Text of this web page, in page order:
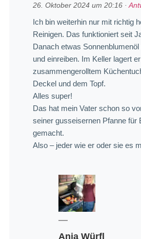
26. Oktober 2024 um 20:16·
Ich bin weiterhin nur mit richtig
Reinigen. Das funktioniert seit
Danach etwas
und einreiben. Im Keller lagert
zusammengerolltem
Deckel und dem Topf.
Alles super!
Das hat mein Vater schon so
seiner gusseisernen Pfanne für
gemacht.
Also – jeder wie er oder sie es
Anja Würfl